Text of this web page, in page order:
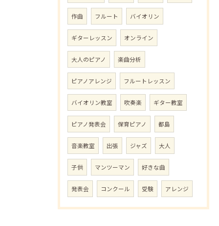
作曲 フルート バイオリン
ギターレッスン オンライン
大人のピアノ 楽曲分析
ピアノアレンジ フルートレッスン
バイオリン教室 吹奏楽 ギター教室
ピアノ発表会 保育ピアノ 都島
音楽教室 出張 ジャズ 大人
子供 マンツーマン 好きな曲
発表会 コンクール 受験 アレンジ